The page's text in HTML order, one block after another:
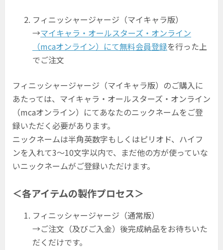
フィニッシャージャージ（マイキャラ版）
→マイキャラ・オールスターズ・オンライン
（mcaオンライン）にて無料会員登録を行った上
でご注文
フィニッシャージャージ（マイキャラ版）のご購入に
あたっては、マイキャラ・オールスターズ・オンライン
（mcaオンライン）にてあなたのニックネームをご登
録いただく必要があります。
ニックネームは半角英数字もしくはピリオド、ハイフ
ンを入れて3〜10文字以内で、まだ他の方が使っていな
いニックネームがご登録いただけます。
＜各アイテムの製作プロセス＞
フィニッシャージャージ（通常版）
→ご注文（及びご入金）後完成納品をお待ちいた
だくだけです。